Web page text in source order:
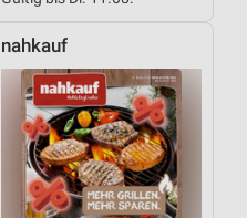
nahkauf